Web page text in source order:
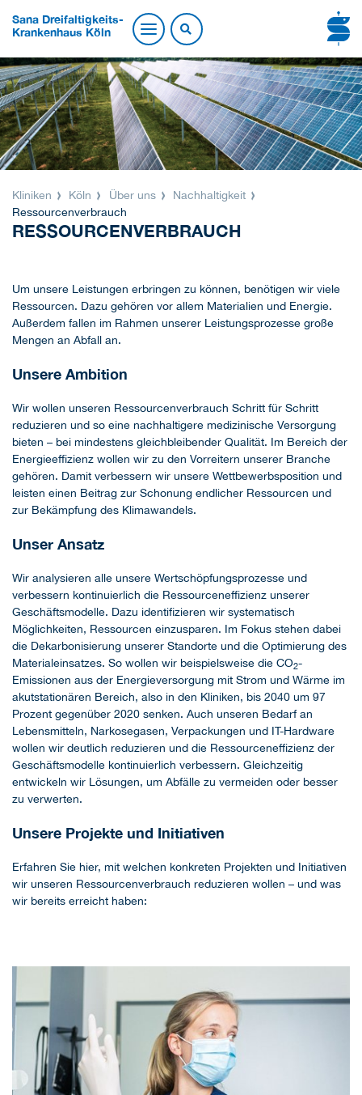
Sana Dreifaltigkeits-
Krankenhaus Köln
Kliniken Köln Über uns
Nachhaltigkeit
Ressourcenverbrauch
RESSOURCENVERBRAUCH
Um unsere Leistungen erbringen zu können, benötigen wir viele
Ressourcen. Dazu gehören vor allem Materialien und Energie.
Außerdem fallen im Rahmen unserer Leistungsprozesse große
Mengen an Abfall an.
Unsere Ambition
Wir wollen unseren Ressourcenverbrauch Schritt für Schritt
reduzieren und so eine nachhaltigere medizinische Versorgung
bieten – bei mindestens gleichbleibender Qualität. Im Bereich der
Energieeffizienz wollen wir zu den Vorreitern unserer Branche
gehören. Damit verbessern wir unsere Wettbewerbsposition und
leisten einen Beitrag zur Schonung endlicher Ressourcen und
zur Bekämpfung des Klimawandels.
Unser Ansatz
Wir analysieren alle unsere Wertschöpfungsprozesse und
verbessern kontinuierlich die Ressourceneffizienz unserer
Geschäftsmodelle. Dazu identifizieren wir systematisch
Möglichkeiten, Ressourcen einzusparen. Im Fokus stehen dabei
die Dekarbonisierung unserer Standorte und die Optimierung des
Materialeinsatzes. So wollen wir beispielsweise die CO2-
Emissionen aus der Energieversorgung mit Strom und Wärme im
akutstationären Bereich, also in den Kliniken, bis 2040 um 97
Prozent gegenüber 2020 senken. Auch unseren Bedarf an
Lebensmitteln, Narkosegasen, Verpackungen und IT-Hardware
wollen wir deutlich reduzieren und die Ressourceneffizienz der
Geschäftsmodelle kontinuierlich verbessern. Gleichzeitig
entwickeln wir Lösungen, um Abfälle zu vermeiden oder besser
zu verwerten.
Unsere Projekte und Initiativen
Erfahren Sie hier, mit welchen konkreten Projekten und Initiativen
wir unseren Ressourcenverbrauch reduzieren wollen – und was
wir bereits erreicht haben: